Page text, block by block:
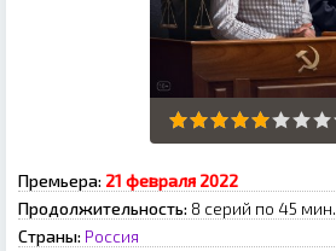
Премьера: 21 февраля 2022
Продолжительность: 8 серий по 45 мин.
Страны: Россия